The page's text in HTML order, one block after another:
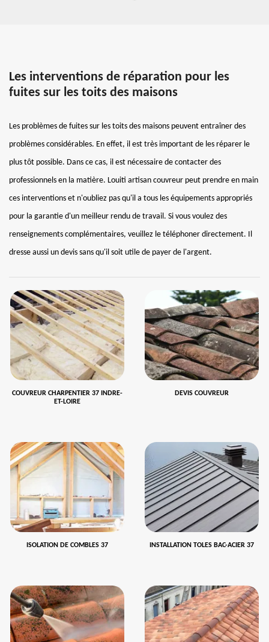
Les interventions de réparation pour les
fuites sur les toits des maisons
Les problèmes de fuites sur les toits des maisons peuvent entraîner des
problèmes considérables. En effet, il est très important de les réparer le
plus tôt possible. Dans ce cas, il est nécessaire de contacter des
professionnels en la matière. Louiti artisan couvreur peut prendre en main
ces interventions et n'oubliez pas qu'il a tous les équipements appropriés
pour la garantie d'un meilleur rendu de travail. Si vous voulez des
renseignements complémentaires, veuillez le téléphoner directement. Il
dresse aussi un devis sans qu'il soit utile de payer de l'argent.
COUVREUR CHARPENTIER 37 INDRE-
ET-LOIRE
DEVIS COUVREUR
ISOLATION DE COMBLES 37 INSTALLATION TOLES BAC-ACIER 37